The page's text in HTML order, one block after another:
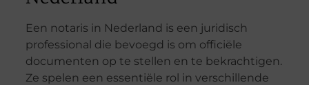
Een notaris in Nederland is een juridisch
professional die bevoegd is om officiële
documenten op te stellen en te bekrachtigen.
Ze spelen een essentiële rol in verschillende